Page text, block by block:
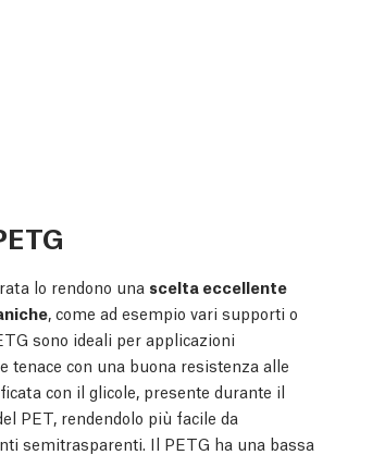
lo rendono una scelta eccellente
, come ad esempio vari supporti o
sono ideali per applicazioni
con una buona resistenza alle
con il glicole, presente durante il
PET, rendendolo più facile da
semitrasparenti. Il PETG ha una bassa